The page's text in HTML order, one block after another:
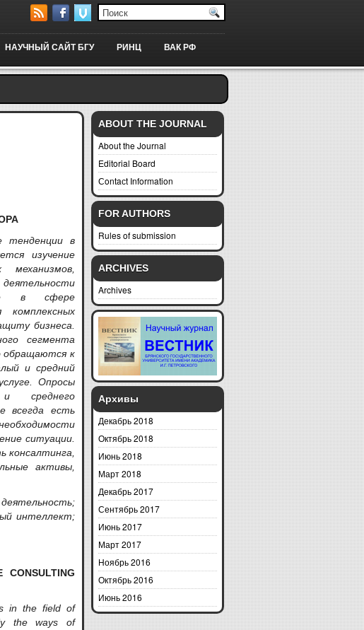
НАУЧНЫЙ САЙТ БГУ РИНЦ ВАК РФ
тенденции в
изучение
в сфере
комплексных
бизнеса.
сегмента
обращаются к
и средний
Опросы
среднего
всегда есть
ситуации.
консалтинга,
активы,
интеллект;
in the field of
the ways of
ABOUT THE JOURNAL
About the Journal
Editorial Board
Сontaсt Information
FOR AUTHORS
Rules of submission
ARCHIVES
Archives
Архивы
Декабрь 2018
Октябрь 2018
Июнь 2018
Март 2018
Декабрь 2017
Сентябрь 2017
Июнь 2017
Март 2017
Ноябрь 2016
Октябрь 2016
Июнь 2016